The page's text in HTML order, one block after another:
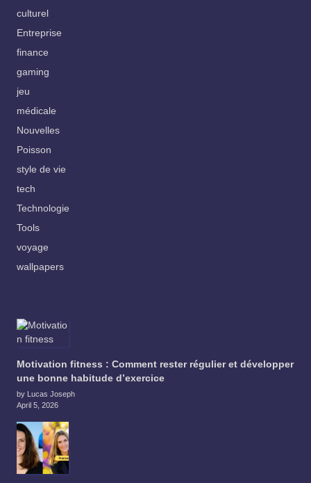
culturel
Entreprise
finance
gaming
jeu
médicale
Nouvelles
Poisson
style de vie
tech
Technologie
Tools
voyage
wallpapers
Motivation fitness : Comment rester régulier et développer
une bonne habitude d’exercice
by Lucas Joseph
April 5, 2026